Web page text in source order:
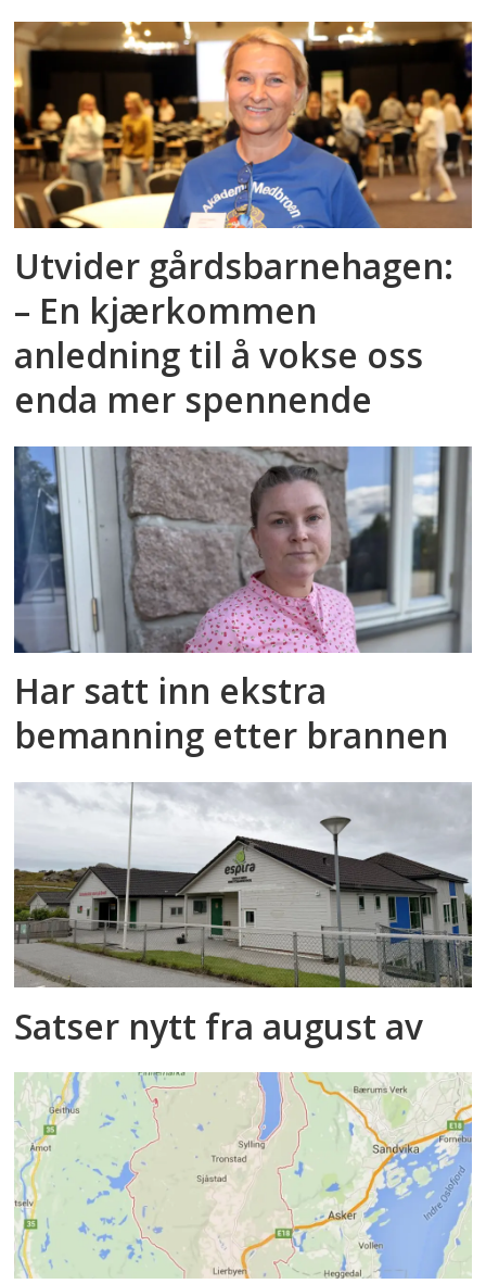
Utvider gårdsbarnehagen:
– En kjærkommen
anledning til å vokse oss
enda mer spennende
Har satt inn ekstra
bemanning etter brannen
Satser nytt fra august av